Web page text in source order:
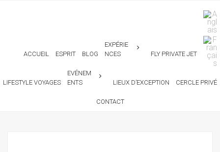
ACCUEIL ESPRIT BLOG
EXPÉRIE
NCES
FLY PRIVATE JET
LIFESTYLE VOYAGES
EVÉNEM
ENTS
LIEUX D’EXCEPTION CERCLE PRIVÉ
CONTACT